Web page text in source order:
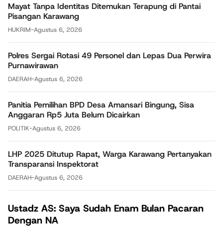
Mayat Tanpa Identitas Ditemukan Terapung di Pantai
Pisangan Karawang
HUKRIM-Agustus 6, 2026
Polres Sergai Rotasi 49 Personel dan Lepas Dua Perwira
Purnawirawan
DAERAH-Agustus 6, 2026
Panitia Pemilihan BPD Desa Amansari Bingung, Sisa
Anggaran Rp5 Juta Belum Dicairkan
POLITIK-Agustus 6, 2026
LHP 2025 Ditutup Rapat, Warga Karawang Pertanyakan
Transparansi Inspektorat
DAERAH-Agustus 6, 2026
Ustadz AS: Saya Sudah Enam Bulan Pacaran
Dengan NA